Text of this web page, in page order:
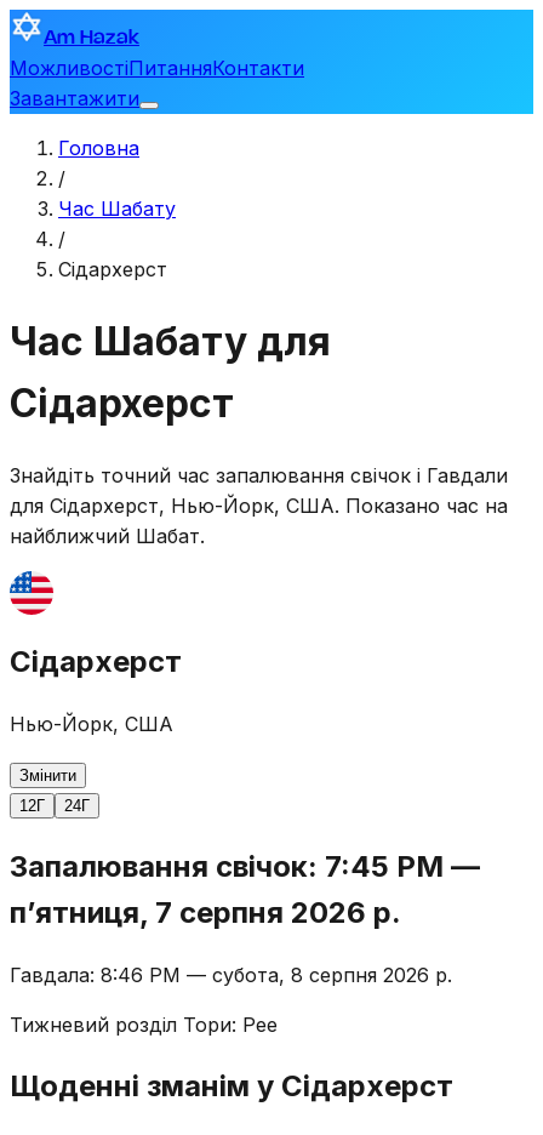
Am Hazak
МожливостіПитанняКонтакти
Завантажити
Головна
/
Час Шабату
/
Сідархерст
Час Шабату для
Сідархерст
Знайдіть точний час запалювання свічок і Гавдали
для Сідархерст, Нью-Йорк, США. Показано час на
найближчий Шабат.
Сідархерст
Нью-Йорк, США
Змінити
12Г
24Г
Запалювання свічок: 7:45 PM —
пʼятниця, 7 серпня 2026 р.
Гавдала: 8:46 PM — субота, 8 серпня 2026 р.
Тижневий розділ Тори: Рее
Щоденні зманім у Сідархерст